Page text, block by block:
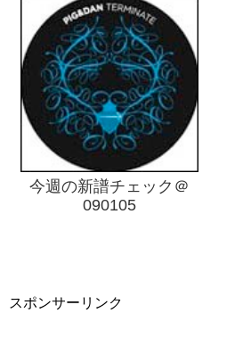
今週の新譜チェック＠
090105
スポンサーリンク